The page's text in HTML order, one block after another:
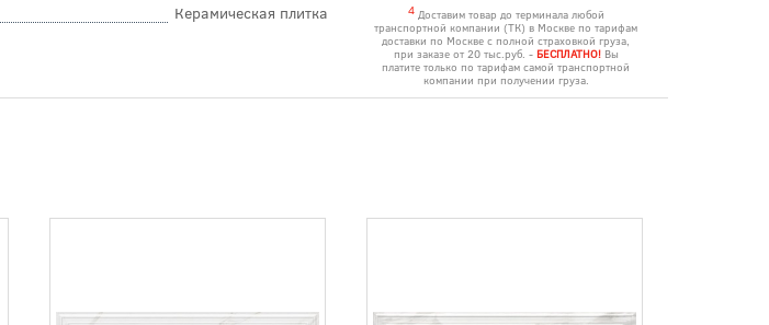
Керамическая плитка 4Доставим товар до терминала любой
транспортной компании (ТК) в Москве по тарифам
доставки по Москве с полной страховкой груза,
при заказе от 20 тыс.руб. - БЕСПЛАТНО!Вы
платите только по тарифам самой транспортной
компании при получении груза.